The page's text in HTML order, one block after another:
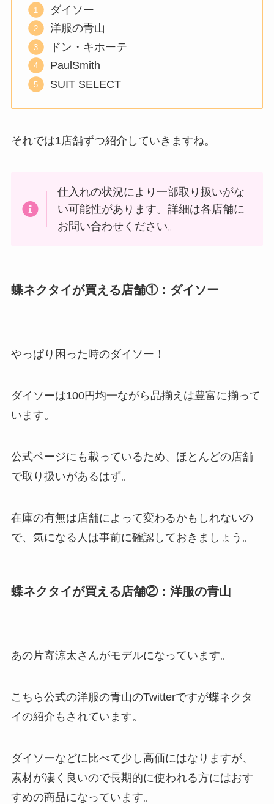
ダイソー
洋服の青山
ドン・キホーテ
PaulSmith
SUIT SELECT
それでは1店舗ずつ紹介していきますね。
仕入れの状況により一部取り扱いがな
い可能性があります。詳細は各店舗に
お問い合わせください。
蝶ネクタイが買える店舗①：ダイソー
やっぱり困った時のダイソー！
ダイソーは100円均一ながら品揃えは豊富に揃って
います。
公式ページにも載っているため、ほとんどの店舗
で取り扱いがあるはず。
在庫の有無は店舗によって変わるかもしれないの
で、気になる人は事前に確認しておきましょう。
蝶ネクタイが買える店舗②：洋服の青山
あの片寄涼太さんがモデルになっています。
こちら公式の洋服の青山のTwitterですが蝶ネクタ
イの紹介もされています。
ダイソーなどに比べて少し高価にはなりますが、
素材が凄く良いので長期的に使われる方にはおす
すめの商品になっています。